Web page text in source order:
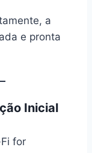
a
e pronta
Inicial
for